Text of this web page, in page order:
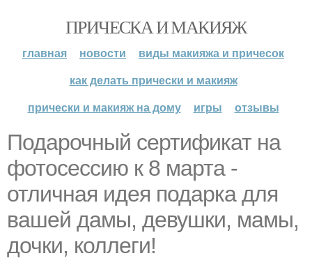
ПРИЧЕСКА И МАКИЯЖ
главная новости
виды макияжа и причесок
как делать прически и макияж
прически и макияж на дому
игры отзывы
Подарочный сертификат на
фотосессию к 8 марта -
отличная идея подарка для
вашей дамы, девушки, мамы,
дочки, коллеги!